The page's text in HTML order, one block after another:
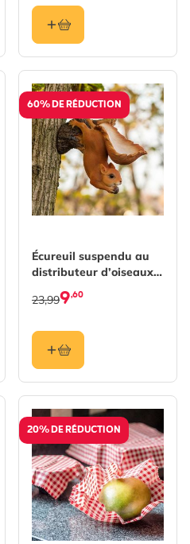
60% DE RÉDUCTION
Écureuil suspendu au
distributeur d’oiseaux
(Polystone)
9,60
23,99
20% DE RÉDUCTION